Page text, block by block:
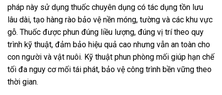
pháp này sử dụng thuốc chuyên dụng có tác dụng tồn lưu
lâu dài, tạo hàng rào bảo vệ nền móng, tường và các khu vực
gỗ. Thuốc được phun đúng liều lượng, đúng vị trí theo quy
trình kỹ thuật, đảm bảo hiệu quả cao nhưng vẫn an toàn cho
con người và vật nuôi. Kỹ thuật phun phòng mối giúp hạn chế
tối đa nguy cơ mối tái phát, bảo vệ công trình bền vững theo
thời gian.